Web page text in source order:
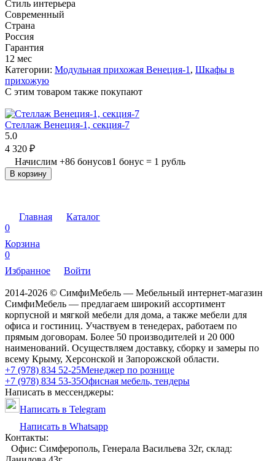
Стиль интерьера
Современный
Страна
Россия
Гарантия
12 мес
Категории: Модульная прихожая Венеция-1 , Шкафы в
прихожую
C этим товаром также покупают
Стеллаж Венеция-1, секция-7
5.0
4 320 ₽
Начислим +86 бонусов1 бонус = 1 рубль
В корзину
Главная
Каталог
0
Корзина
0
Избранное
Войти
2014-2026 © СимфиМебель — Мебельный интернет-магазин
СимфиМебель — предлагаем широкий ассортимент
корпусной и мягкой мебели для дома, а также мебели для
офиса и гостиниц. Участвуем в тенедерах, работаем по
прямым договорам. Более 50 производителей и 20 000
наименований. Осуществляем доставку, сборку и замеры по
всему Крыму, Херсонской и Запорожской области.
+7 (978) 834 52-25Менеджер по рознице
+7 (978) 834 53-35Офисная мебель, тендеры
Написать в мессенджеры:
Написать в Telegram
Написать в Whatsapp
Контакты:
Офис: Симферополь, Генерала Васильева 32г, склад: